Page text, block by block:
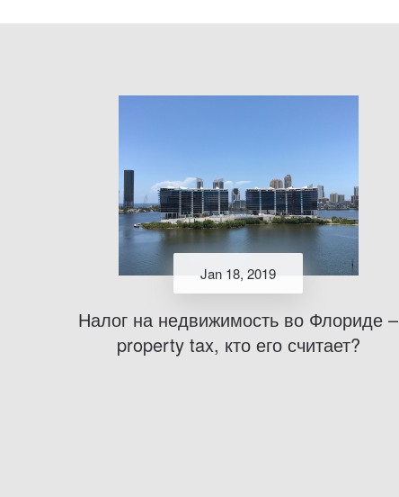
Jan 18, 2019
Налог на недвижимость во Флориде –
property tax, кто его считает?